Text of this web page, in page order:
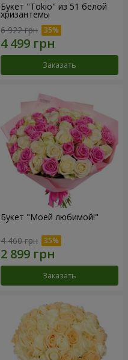
Букет "Tokio" из 51 белой
хризантемы
6 922 грн
Заказать
Букет "Моей любимой!"
4 460 грн
Заказать